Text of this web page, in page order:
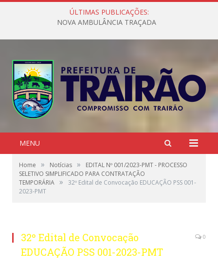
ÚLTIMAS PUBLICAÇÕES:
NOVA AMBULÂNCIA TRAÇADA
MENU
Home » Notícias »
EDITAL Nº 001/2023-PMT - PROCESSO
SELETIVO SIMPLIFICADO PARA CONTRATAÇÃO
TEMPORÁRIA »
32º Edital de Convocação EDUCAÇÃO PSS 001-
2023-PMT
32º Edital de Convocação
EDUCAÇÃO PSS 001-2023-PMT
0